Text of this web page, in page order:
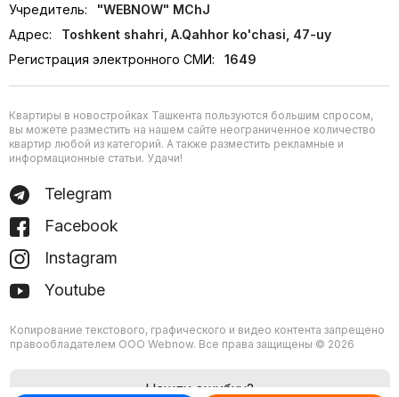
Учредитель:
"WEBNOW" MChJ
Адрес:
Toshkent shahri, A.Qahhor ko'chasi, 47-uy
Регистрация электронного СМИ:
1649
Квартиры в новостройках Ташкента пользуются большим спросом,
вы можете разместить на нашем сайте неограниченное количество
квартир любой из категорий. А также разместить рекламные и
информационные статьи. Удачи!
Telegram
Facebook
Instagram
Youtube
Копирование текстового, графического и видео контента запрещено
правообладателем ООО Webnow. Все права защищены © 2026
Нашли ошибку?